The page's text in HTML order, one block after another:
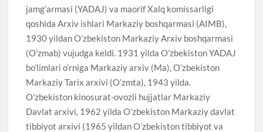
jamg’armasi (YADAJ) va maorif Xalq komissarligi
qoshida Arxiv ishlari Markaziy boshqarmasi (AIMB),
1930 yildan O’zbekiston Markaziy Arxiv boshqarmasi
(O’zmab) vujudga keldi. 1931 yilda O’zbekiston YADAJ
bo’limlari o’rniga Markaziy arxiv (Ma), O’zbekiston
Markaziy Tarix arxivi (O’zmta), 1943 yilda.
O’zbekiston kinosurat-ovozli hujjatlar Markaziy
Davlat arxivi, 1962 yilda O’zbekiston Markaziy davlat
tibbiyot arxivi (1965 yildan O’zbekiston tibbiyot va